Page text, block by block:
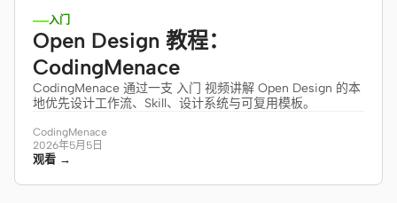
入门
Open Design 教程：
CodingMenace
CodingMenace 通过一支 入门 视频讲解 Open Design 的本
地优先设计工作流、Skill、设计系统与可复用模板。
CodingMenace
2026年5月5日
观看 →
16:53